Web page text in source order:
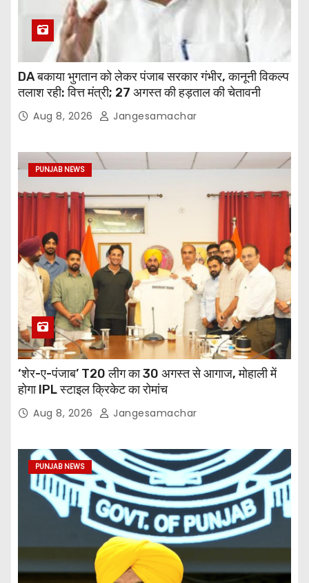
DA बकाया भुगतान को लेकर पंजाब सरकार गंभीर, कानूनी विकल्प
तलाश रही: वित्त मंत्री; 27 अगस्त की हड़ताल की चेतावनी
Aug 8, 2026 Jangesamachar
PUNJAB NEWS
‘शेर-ए-पंजाब’ T20 लीग का 30 अगस्त से आगाज, मोहाली में
होगा IPL स्टाइल क्रिकेट का रोमांच
Aug 8, 2026 Jangesamachar
PUNJAB NEWS